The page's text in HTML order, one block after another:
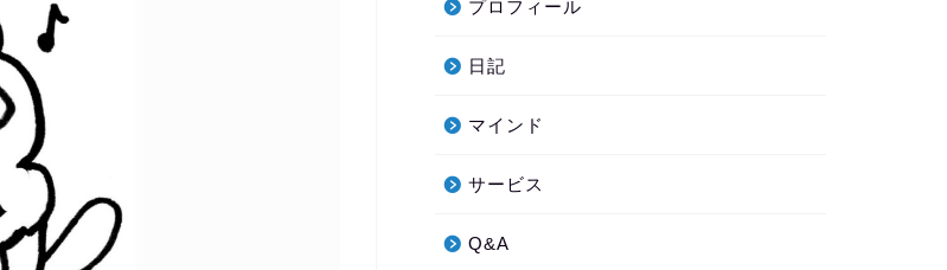
プロフィール
日記
マインド
サービス
Q&A